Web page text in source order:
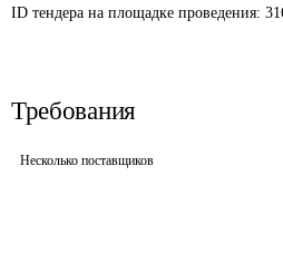
ID тендера на площадке проведения:
Требования
Несколько поставщиков